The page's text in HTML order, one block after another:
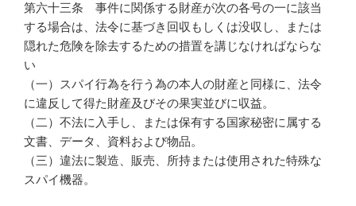
第六十三条 事件に関係する財産が次の各号の一に該当
する場合は、法令に基づき回収もしくは没収し、または
隠れた危険を除去するための措置を講じなければならな
い
（一）スパイ行為を行う為の本人の財産と同様に、法令
に違反して得た財産及びその果実並びに収益。
（二）不法に入手し、または保有する国家秘密に属する
文書、データ、資料および物品。
（三）違法に製造、販売、所持または使用された特殊な
スパイ機器。